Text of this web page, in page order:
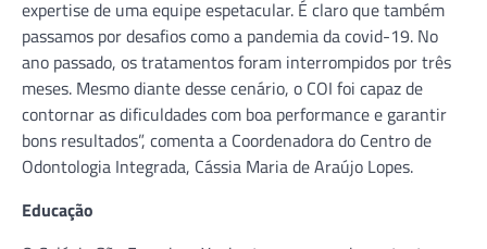
expertise de uma equipe espetacular. É claro que também
passamos por desafios como a pandemia da covid-19. No
ano passado, os tratamentos foram interrompidos por três
meses. Mesmo diante desse cenário, o COI foi capaz de
contornar as dificuldades com boa performance e garantir
bons resultados”, comenta a Coordenadora do Centro de
Odontologia Integrada, Cássia Maria de Araújo Lopes.
Educação